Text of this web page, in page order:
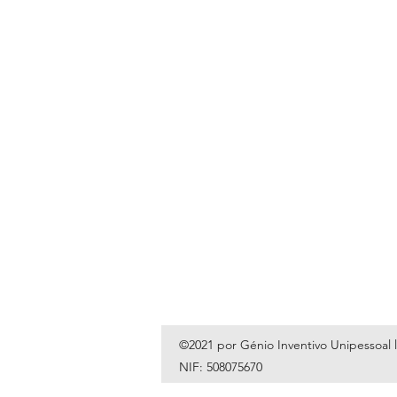
©2021 por Génio Inventivo Unipessoal
NIF: 508075670